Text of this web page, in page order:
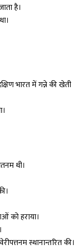
है।
भारत में गन्ने की खेती
थी।
को हराया।
स्थानान्तरित की।